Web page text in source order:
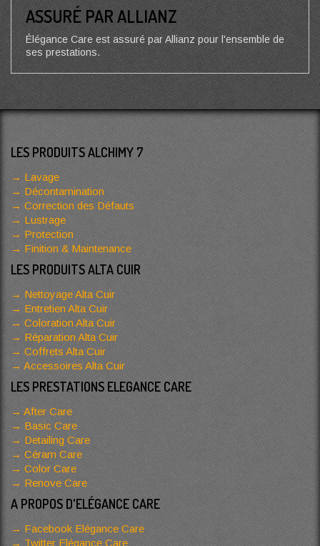
ASSURÉ PAR ALLIANZ
Élégance Care est assuré par Allianz pour l'ensemble de
ses prestations.
LES PRODUITS ALCHIMY 7
Lavage
Décontamination
Correction des Défauts
Lustrage
Protection
Finition & Maintenance
LES PRODUITS ALTA CUIR
Nettoyage Alta Cuir
Entretien Alta Cuir
Coloration Alta Cuir
Réparation Alta Cuir
Coffrets Alta Cuir
Accessoires Alta Cuir
LES PRESTATIONS ELEGANCE CARE
After Care
Basic Care
Detailing Care
Céram Care
Color Care
Renove Care
A PROPOS D'ELÉGANCE CARE
Facebook Elégance Care
Twitter Elégance Care